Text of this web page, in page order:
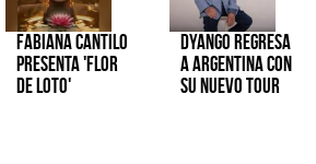
Fabiana Cantilo
presenta 'Flor
de Loto'
Dyango regresa
a Argentina con
su nuevo tour